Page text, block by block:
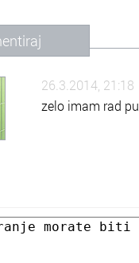
26.3.2014, 21:18
zelo imam rad